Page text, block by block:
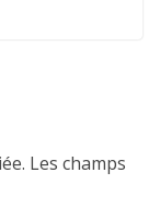
Les champs